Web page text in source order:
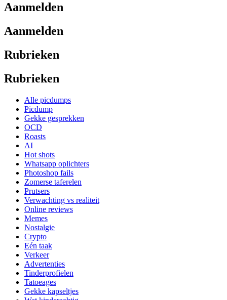
Aanmelden
Aanmelden
Rubrieken
Rubrieken
Alle picdumps
Picdump
Gekke gesprekken
OCD
Roasts
AI
Hot shots
Whatsapp oplichters
Photoshop fails
Zomerse taferelen
Prutsers
Verwachting vs realiteit
Online reviews
Memes
Nostalgie
Crypto
Eén taak
Verkeer
Advertenties
Tinderprofielen
Tatoeages
Gekke kapseltjes